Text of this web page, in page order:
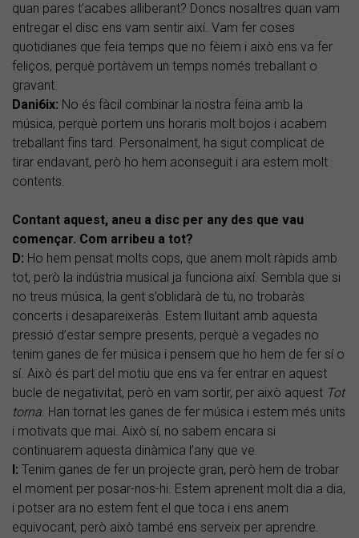
quan pares t’acabes alliberant? Doncs nosaltres quan vam
entregar el disc ens vam sentir així. Vam fer coses
quotidianes que feia temps que no fèiem i això ens va fer
feliços, perquè portàvem un temps només treballant o
gravant.
Dani6ix: No és fàcil combinar la nostra feina amb la
música, perquè portem uns horaris molt bojos i acabem
treballant fins tard. Personalment, ha sigut complicat de
tirar endavant, però ho hem aconseguit i ara estem molt
contents.
Contant aquest, aneu a disc per any des que vau
començar. Com arribeu a tot?
D: Ho hem pensat molts cops, que anem molt ràpids amb
tot, però la indústria musical ja funciona així. Sembla que si
no treus música, la gent s’oblidarà de tu, no trobaràs
concerts i desapareixeràs. Estem lluitant amb aquesta
pressió d’estar sempre presents, perquè a vegades no
tenim ganes de fer música i pensem que ho hem de fer sí o
sí. Això és part del motiu que ens va fer entrar en aquest
bucle de negativitat, però en vam sortir, per això aquest Tot
torna. Han tornat les ganes de fer música i estem més units
i motivats que mai. Això sí, no sabem encara si
continuarem aquesta dinàmica l’any que ve.
I: Tenim ganes de fer un projecte gran, però hem de trobar
el moment per posar-nos-hi. Estem aprenent molt dia a dia,
i potser ara no estem fent el que toca i ens anem
equivocant, però això també ens serveix per aprendre.